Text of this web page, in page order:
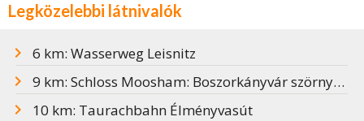
Legközelebbi látnivalók
6 km: Wasserweg Leisnitz
9 km: Schloss Moosham: Boszorkányvár szörnyű múlttal
10 km: Taurachbahn Élményvasút